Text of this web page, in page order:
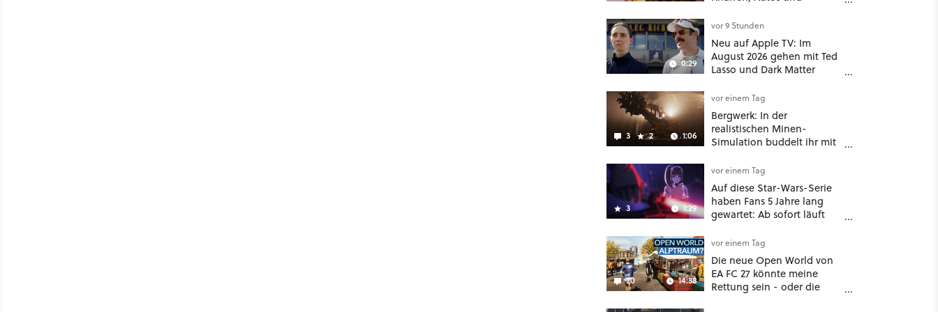
hat mehr dabei als nur
Story
0:29
vor 9 Stunden
Neu auf Apple TV: Im
August 2026 gehen mit Ted
Lasso und Dark Matter
Highlights weiter
3 2 1:06
vor einem Tag
Bergwerk: In der
realistischen Minen-
Simulation buddelt ihr mit
möglichst vorsichtig Kohle
aus
3 1:29
vor einem Tag
Auf diese Star-Wars-Serie
haben Fans 5 Jahre lang
gewartet: Ab sofort läuft
Disney Plus
20 14:38
vor einem Tag
Die neue Open World von
EA FC 27 könnte meine
Rettung sein - oder die